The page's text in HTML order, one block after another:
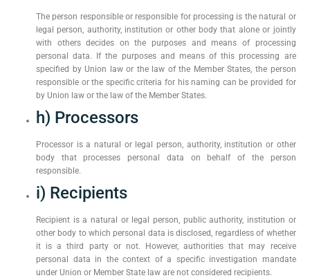
The person responsible or responsible for processing is the natural or
legal person, authority, institution or other body that alone or jointly
with others decides on the purposes and means of processing
personal data. If the purposes and means of this processing are
specified by Union law or the law of the Member States, the person
responsible or the specific criteria for his naming can be provided for
by Union law or the law of the Member States.
h) Processors
Processor is a natural or legal person, authority, institution or other
body that processes personal data on behalf of the person
responsible.
i) Recipients
Recipient is a natural or legal person, public authority, institution or
other body to which personal data is disclosed, regardless of whether
it is a third party or not. However, authorities that may receive
personal data in the context of a specific investigation mandate
under Union or Member State law are not considered recipients.